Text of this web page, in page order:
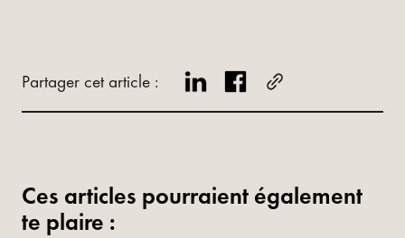
Partager cet article :
Ces articles pourraient également
te plaire :